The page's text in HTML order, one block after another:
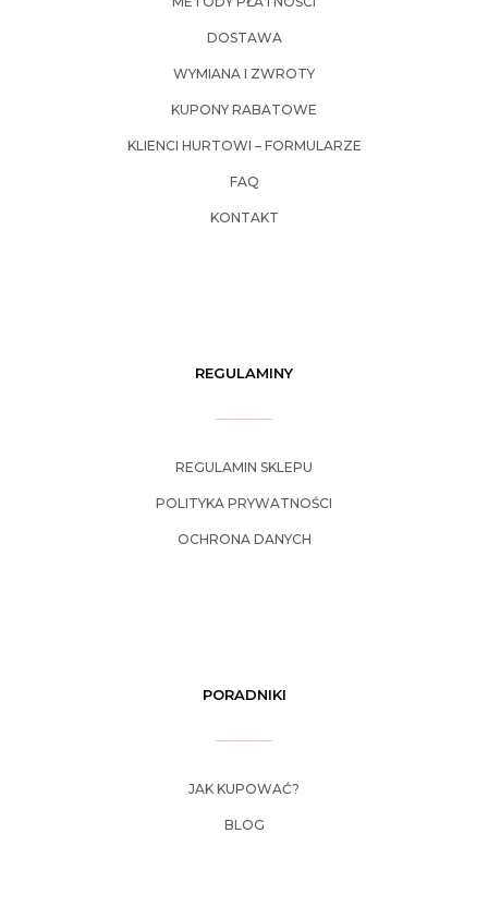
DOSTAWA
WYMIANA I ZWROTY
KUPONY RABATOWE
KLIENCI HURTOWI – FORMULARZE
FAQ
KONTAKT
REGULAMINY
REGULAMIN SKLEPU
POLITYKA PRYWATNOŚCI
OCHRONA DANYCH
PORADNIKI
JAK KUPOWAĆ?
BLOG